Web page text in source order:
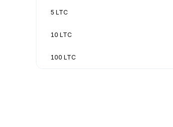
5 LTC
10 LTC
100 LTC